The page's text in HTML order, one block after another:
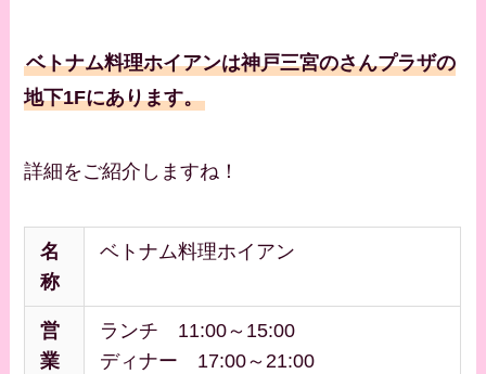
ベトナム料理ホイアンは神戸三宮のさんプラザの
地下1Fにあります。
詳細をご紹介しますね！
名
称
ベトナム料理ホイアン
営
業
ランチ 11:00～15:00
ディナー 17:00～21:00